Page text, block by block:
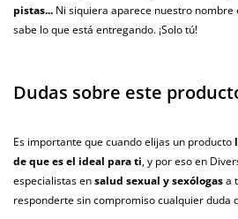
pistas... Ni siquiera aparece nuestro
sabe lo que está entregando. ¡Solo tú!
Dudas sobre este
Es importante que cuando elijas un producto
de que es el ideal para ti, y por eso en
especialistas ensalud sexual y sexólogasa
responderte sin compromiso cualquier duda